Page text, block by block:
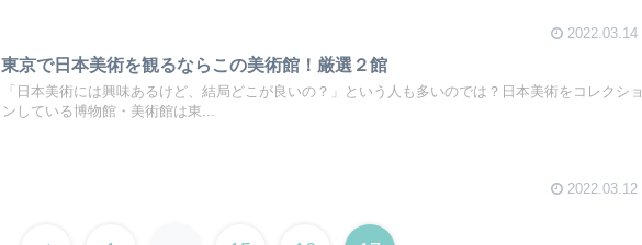
2022.03.14
東京で日本美術を観るならこの美術館！厳選２館
「日本美術には興味あるけど、結局どこが良いの？」という人も多いのでは？日本美術をコレクショ
ンしている博物館・美術館は東...
2022.03.12